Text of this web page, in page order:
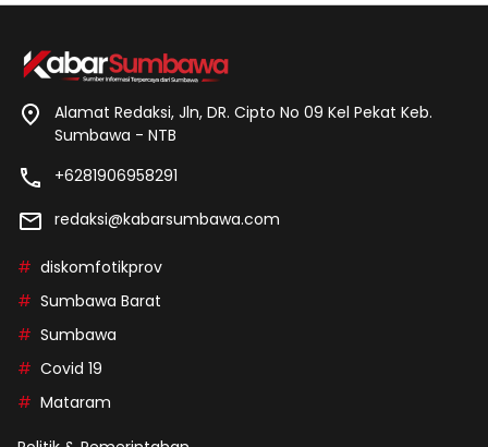
Alamat Redaksi, Jln, DR. Cipto No 09 Kel Pekat Keb.
Sumbawa - NTB
+6281906958291
redaksi@kabarsumbawa.com
diskomfotikprov
Sumbawa Barat
Sumbawa
Covid 19
Mataram